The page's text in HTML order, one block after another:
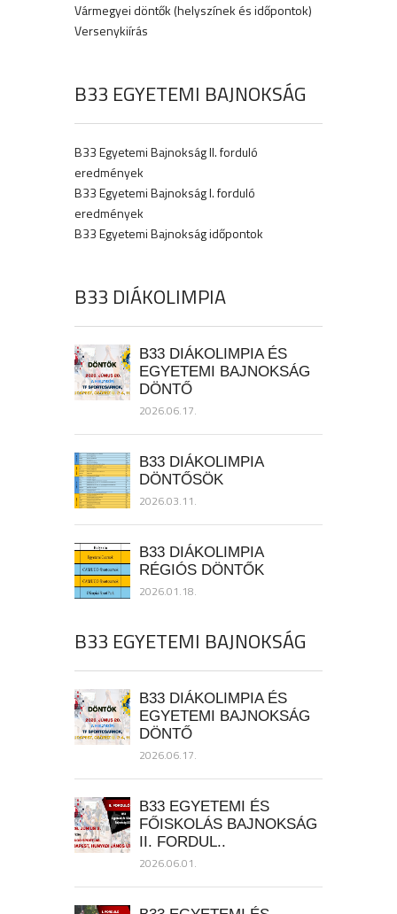
Vármegyei döntők (helyszínek és időpontok)
Versenykiírás
B33 EGYETEMI BAJNOKSÁG
B33 Egyetemi Bajnokság II. forduló
eredmények
B33 Egyetemi Bajnokság I. forduló
eredmények
B33 Egyetemi Bajnokság időpontok
B33 DIÁKOLIMPIA
B33 DIÁKOLIMPIA ÉS
EGYETEMI BAJNOKSÁG
DÖNTŐ
2026.06.17.
B33 DIÁKOLIMPIA
DÖNTŐSÖK
2026.03.11.
B33 DIÁKOLIMPIA
RÉGIÓS DÖNTŐK
2026.01.18.
B33 EGYETEMI BAJNOKSÁG
B33 DIÁKOLIMPIA ÉS
EGYETEMI BAJNOKSÁG
DÖNTŐ
2026.06.17.
B33 EGYETEMI ÉS
FŐISKOLÁS BAJNOKSÁG
II. FORDUL..
2026.06.01.